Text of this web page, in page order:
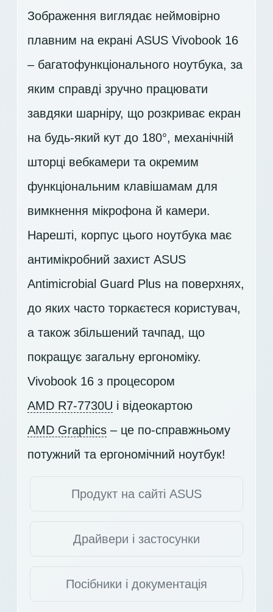
Зображення виглядає неймовірно
плавним на екрані ASUS Vivobook 16
– багатофункціонального ноутбука, за
яким справді зручно працювати
завдяки шарніру, що розкриває екран
на будь-який кут до 180°, механічній
шторці вебкамери та окремим
функціональним клавішамам для
вимкнення мікрофона й камери.
Нарешті, корпус цього ноутбука має
антимікробний захист ASUS
Antimicrobial Guard Plus на поверхнях,
до яких часто торкаєтеся користувач,
а також збільшений тачпад, що
покращує загальну ергономіку.
Vivobook 16 з процесором
AMD R7-7730U і відеокартою
AMD Graphics – це по-справжньому
потужний та ергономічний ноутбук!
Продукт на сайті ASUS
Драйвери і застосунки
Посібники і документація